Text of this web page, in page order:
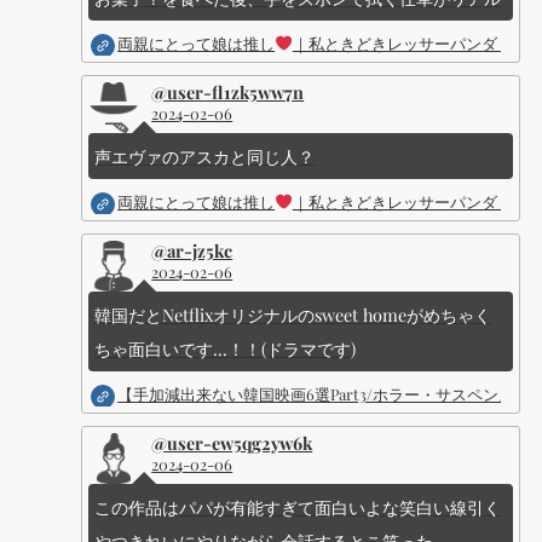
両親にとって娘は推し ｜私ときどきレッサーパンダ ｜
@user-fl1zk5ww7n
2024-02-06
声エヴァのアスカと同じ人？
両親にとって娘は推し ｜私ときどきレッサーパンダ ｜
@ar-jz5kc
2024-02-06
韓国だとNetflixオリジナルのsweet homeがめちゃく
ちゃ面白いです...！！(ドラマです)
【手加減出来ない韓国映画6選Part3/ホラー・サスペンス
@user-ew5qg2yw6k
2024-02-06
この作品はパパが有能すぎて面白いよな笑白い線引く